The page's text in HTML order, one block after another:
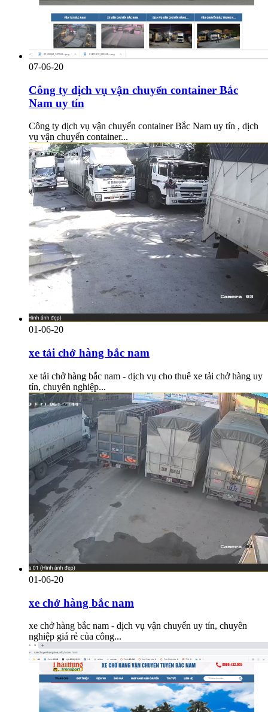
07-06-20
Công ty dịch vụ vận chuyển container Bắc
Nam uy tín
Công ty dịch vụ vận chuyển container Bắc Nam uy tín , dịch
vụ vận chuyển container...
01-06-20
xe tải chở hàng bắc nam
xe tải chở hàng bắc nam - dịch vụ cho thuê xe tải chở hàng uy
tín, chuyên nghiệp...
01-06-20
xe chở hàng bắc nam
xe chở hàng bắc nam - dịch vụ vận chuyển uy tín, chuyên
nghiệp giá rẻ của công...